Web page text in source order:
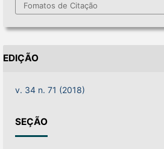
Fomatos de Citação
EDIÇÃO
v. 34 n. 71 (2018)
SEÇÃO